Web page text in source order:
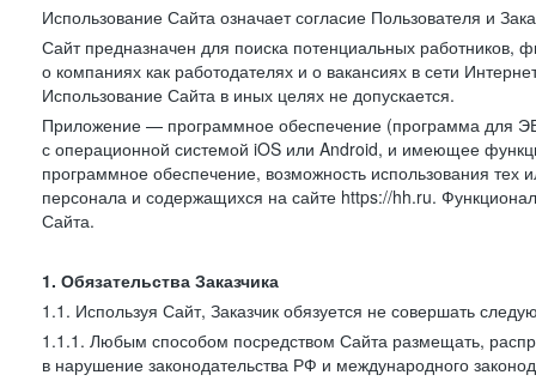
Использование Сайта означает согласие Пользователя и
Сайт предназначен для поиска потенциальных
о компаниях как работодателях и о вакансиях в сети
Использование Сайта в иных целях не допускается.
Приложение — программное обеспечение (программа для
с операционной системой iOS или Android, и имеющее
программное обеспечение, возможность использования
персонала и содержащихся на сайте https://hh.ru.
Сайта.
1. Обязательства Заказчика
1.1. Используя Сайт, Заказчик обязуется не совершать
1.1.1. Любым способом посредством Сайта размещать,
в нарушение законодательства РФ и международного